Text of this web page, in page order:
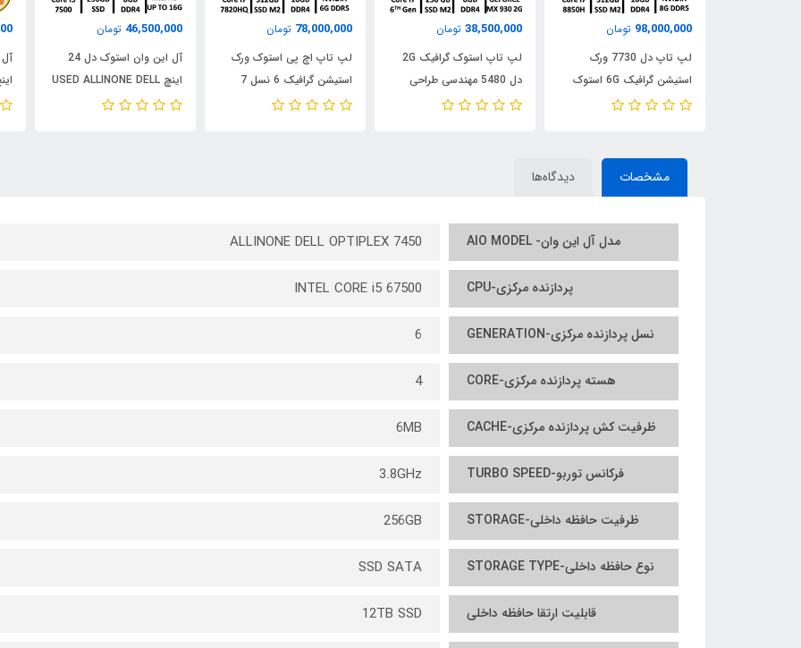
98,000,000 تومان
لپ تاپ دل 7730 ورک
استیشن گرافیک 6G استوک
USED LAPTOP DELL
RAM16/ SSD512/ GPU
38,500,000 تومان
لپ تاپ استوک گرافیک 2G
دل 5480 مهندسی طراحی
نسل ششمUSED STOCK
78,000,000 تومان
لپ تاپ اچ پی استوک ورک
استیشن گرافیک 6 نسل 7
USED STOCK LAPTOP HP
46,500,000 تومان
آل این وان استوک دل 24
اینچ USED ALLINONE DELL
OptiPlex 7450 AIO/CPU
مشخصات دیدگاه‌ها
مدل آل این وان- AIO MODEL ALLINONE DELL OPTIPLEX 7450
پردازنده مرکزی-CPU INTEL CORE i5 67500
نسل پردازنده مرکزی-GENERATION 6
هسته پردازنده مرکزی-CORE 4
ظرفیت کش پردازنده مرکزی-CACHE 6MB
فرکانس توربو-TURBO SPEED 3.8GHz
ظرفیت حافظه داخلی-STORAGE 256GB
نوع حافظه داخلی-STORAGE TYPE SSD SATA
قابلیت ارتقا حافظه داخلی 12TB SSD